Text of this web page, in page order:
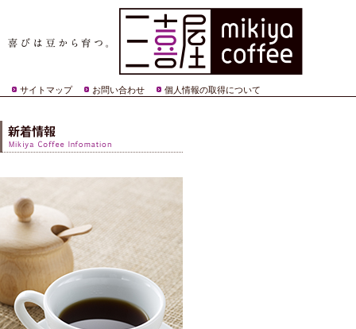
サイトマップ お問い合わせ 個人情報の取得について